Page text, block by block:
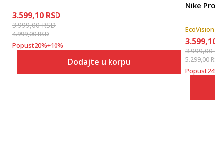
3.599,10 RSD
3.999,00RSD
4.999,00RSD
Popust20%+10%
Dodajte u korpu
Nike Pro
EcoVision
3.599,10
3.999,00
5.299,00RSD
Popust24%